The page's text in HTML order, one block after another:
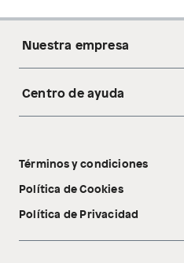
Nuestra empresa
Acerca de nosotros
Tecnología Pillow Walk
Centro de ayuda
Libro de reclamaciones
Términos y condiciones
Política de Cookies
Política de Privacidad